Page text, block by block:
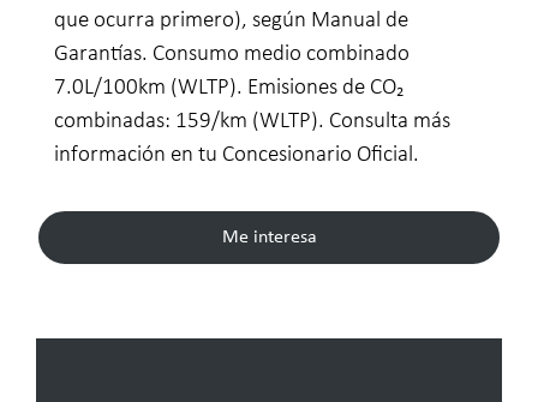
que ocurra primero), según Manual de
Garantías. Consumo medio combinado
7.0L/100km (WLTP). Emisiones de CO₂
combinadas: 159/km (WLTP). Consulta más
información en tu Concesionario Oficial.
Me interesa